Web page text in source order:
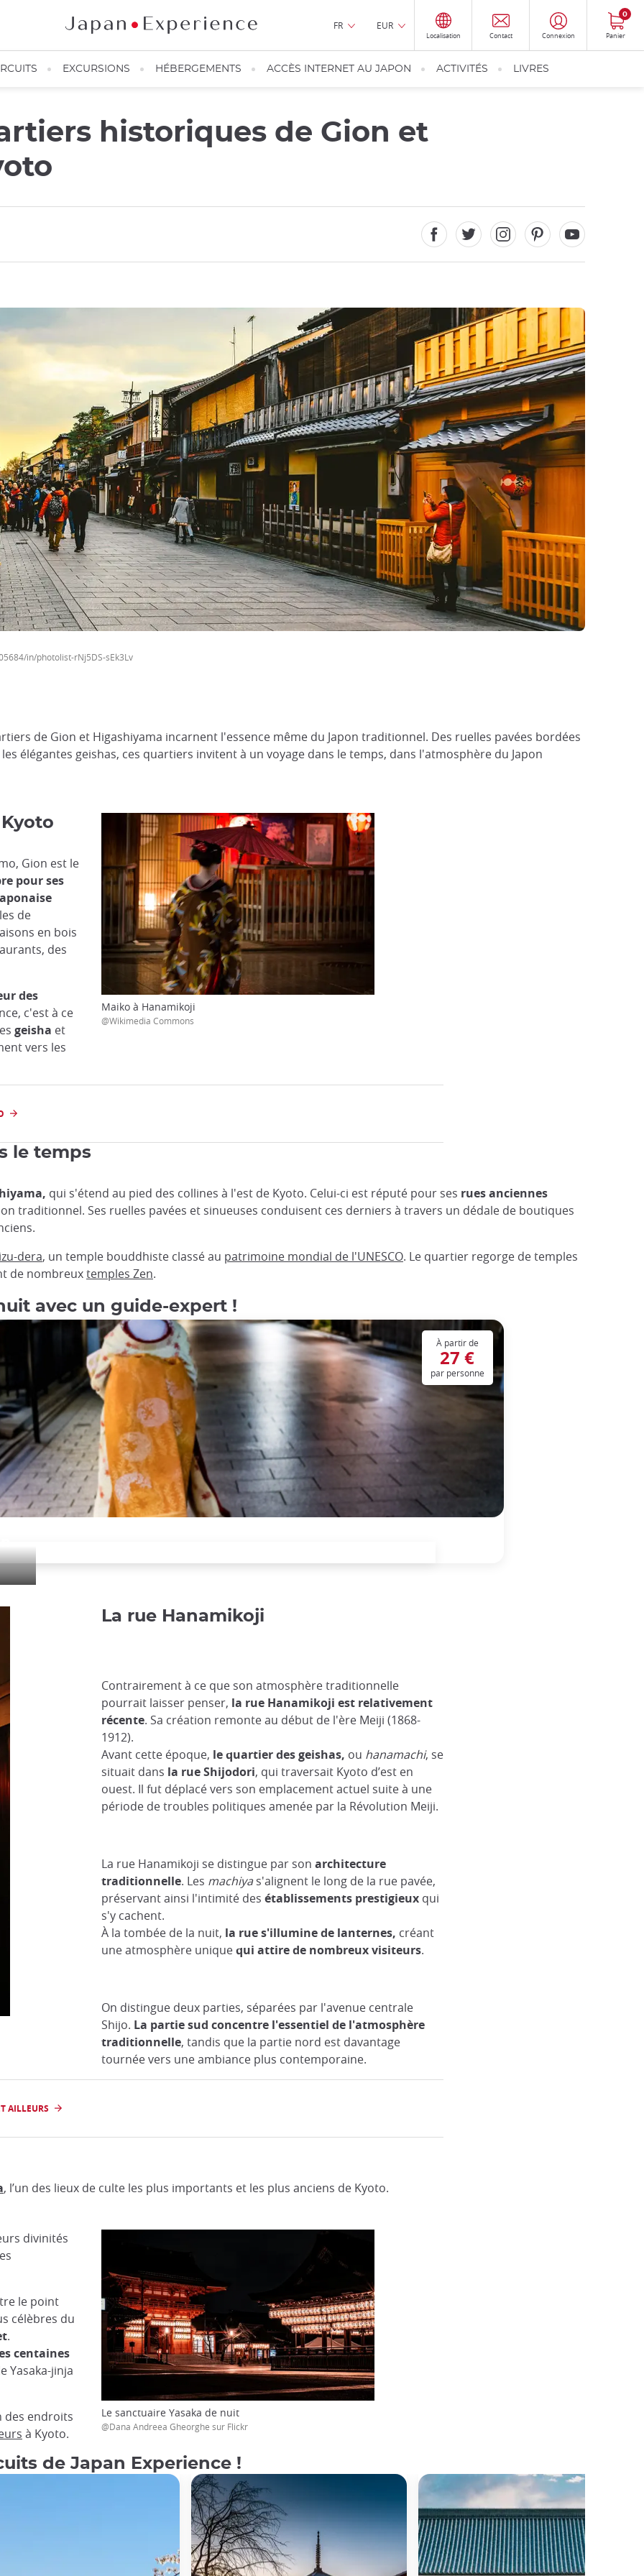
FR EUR
Localisation Contact Connexion Panier
0
EXCURSIONS HÉBERGEMENTS ACCÈS INTERNET AU JAPON ACTIVITÉS LIVRES
historiques de Gion et
in/photolist-rNj5DS-sEk3Lv
de Gion et Higashiyama incarnent l'essence même du Japon traditionnel. Des ruelles pavées bordées
élégantes geishas, ces quartiers invitent à un voyage dans le temps, dans l'atmosphère du Japon
Gion est le
pour ses
de
en bois
des
des
c'est à ce
geisha et
vers les
Maiko à Hanamikoji
@Wikimedia Commons
le temps
qui s'étend au pied des collines à l'est de Kyoto. Celui-ci est réputé pour ses rues anciennes
traditionnel. Ses ruelles pavées et sinueuses conduisent ces derniers à travers un dédale de boutiques
dera, un temple bouddhiste classé au patrimoine mondial de l'UNESCO. Le quartier regorge de temples
de nombreuxtemples Zen.
avec un guide-expert !
À partir de
27 €
par personne
La rue Hanamikoji
Contrairement à ce que son atmosphère traditionnelle
pourrait laisser penser, la rue Hanamikoji est relativement
récente. Sa création remonte au début de l'ère Meiji (1868-
1912).
Avant cette époque, le quartier des geishas, ou hanamachi, se
situait dans la rue Shijodori, qui traversait Kyoto d’est en
ouest. Il fut déplacé vers son emplacement actuel suite à une
période de troubles politiques amenée par la Révolution Meiji.
La rue Hanamikoji se distingue par son architecture
traditionnelle. Les machiyas'alignent le long de la rue pavée,
préservant ainsi l'intimité des établissements prestigieuxqui
s'y cachent.
À la tombée de la nuit, la rue s'illumine de lanternes, créant
une atmosphère uniquequi attire de nombreux visiteurs.
On distingue deux parties, séparées par l'avenue centrale
Shijo. La partie sud concentre l'essentiel de l'atmosphère
traditionnelle, tandis que la partie nord est davantage
tournée vers une ambiance plus contemporaine.
AILLEURS
, l’un des lieux de culte les plus importants et les plus anciens de Kyoto.
divinités
le point
célèbres du
.
centaines
Yasaka-jinja
des endroits
à Kyoto.
Le sanctuaire Yasaka de nuit
@Dana Andreea Gheorghe sur Flickr
de Japan Experience !